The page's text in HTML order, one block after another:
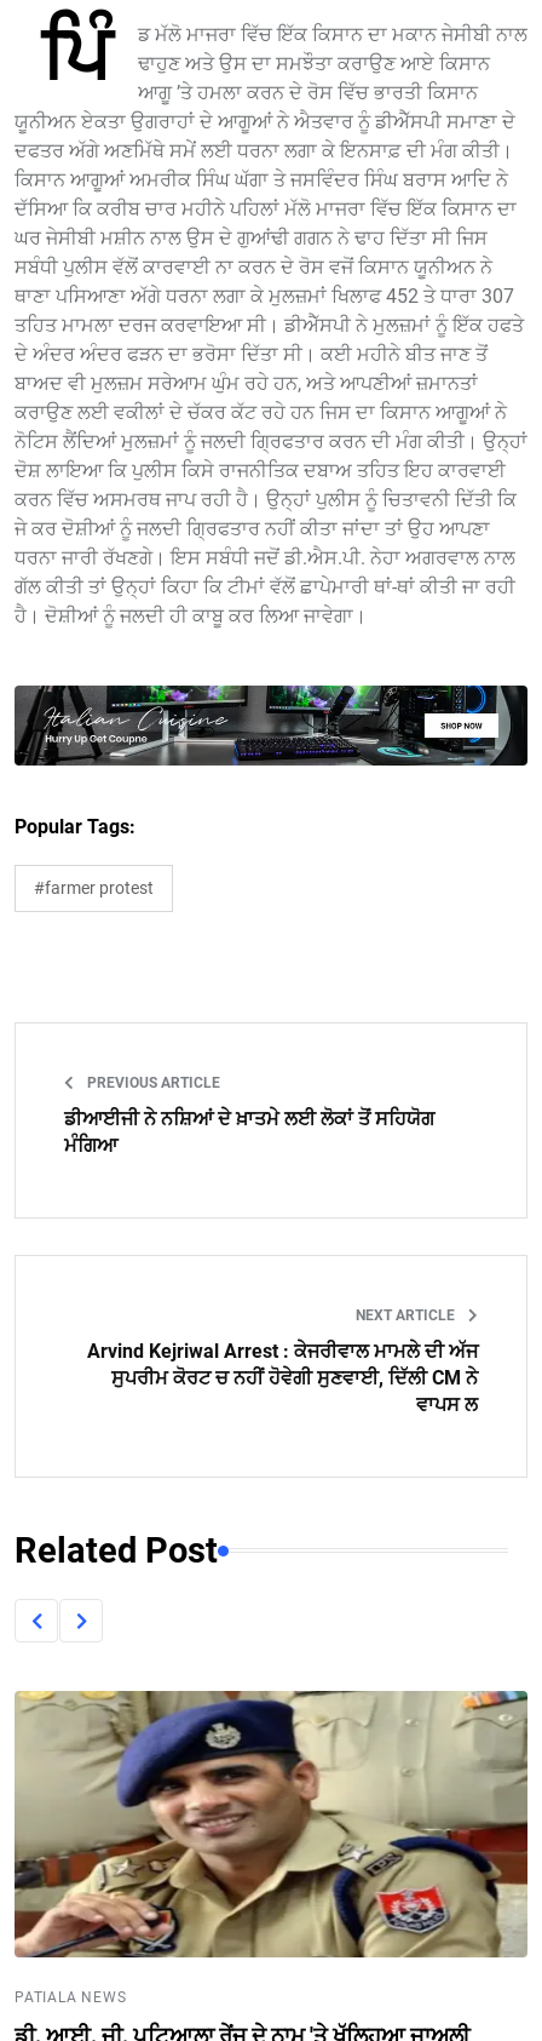
ਪਿੰ
ਡ ਮੱਲੋ ਮਾਜਰਾ ਵਿੱਚ ਇੱਕ ਕਿਸਾਨ ਦਾ ਮਕਾਨ ਜੇਸੀਬੀ ਨਾਲ
ਢਾਹੁਣ ਅਤੇ ਉਸ ਦਾ ਸਮਝੌਤਾ ਕਰਾਉਣ ਆਏ ਕਿਸਾਨ
ਆਗੂ ’ਤੇ ਹਮਲਾ ਕਰਨ ਦੇ ਰੋਸ ਵਿੱਚ ਭਾਰਤੀ ਕਿਸਾਨ
ਯੂਨੀਅਨ ਏਕਤਾ ਉਗਰਾਹਾਂ ਦੇ ਆਗੂਆਂ ਨੇ ਐਤਵਾਰ ਨੂੰ ਡੀਐੱਸਪੀ ਸਮਾਣਾ ਦੇ
ਦਫਤਰ ਅੱਗੇ ਅਣਮਿੱਥੇ ਸਮੇਂ ਲਈ ਧਰਨਾ ਲਗਾ ਕੇ ਇਨਸਾਫ਼ ਦੀ ਮੰਗ ਕੀਤੀ।
ਕਿਸਾਨ ਆਗੂਆਂ ਅਮਰੀਕ ਸਿੰਘ ਘੱਗਾ ਤੇ ਜਸਵਿੰਦਰ ਸਿੰਘ ਬਰਾਸ ਆਦਿ ਨੇ
ਦੱਸਿਆ ਕਿ ਕਰੀਬ ਚਾਰ ਮਹੀਨੇ ਪਹਿਲਾਂ ਮੱਲੋ ਮਾਜਰਾ ਵਿੱਚ ਇੱਕ ਕਿਸਾਨ ਦਾ
ਘਰ ਜੇਸੀਬੀ ਮਸ਼ੀਨ ਨਾਲ ਉਸ ਦੇ ਗੁਆਂਢੀ ਗਗਨ ਨੇ ਢਾਹ ਦਿੱਤਾ ਸੀ ਜਿਸ
ਸਬੰਧੀ ਪੁਲੀਸ ਵੱਲੋਂ ਕਾਰਵਾਈ ਨਾ ਕਰਨ ਦੇ ਰੋਸ ਵਜੋਂ ਕਿਸਾਨ ਯੂਨੀਅਨ ਨੇ
ਥਾਣਾ ਪਸਿਆਣਾ ਅੱਗੇ ਧਰਨਾ ਲਗਾ ਕੇ ਮੁਲਜ਼ਮਾਂ ਖਿਲਾਫ 452 ਤੇ ਧਾਰਾ 307
ਤਹਿਤ ਮਾਮਲਾ ਦਰਜ ਕਰਵਾਇਆ ਸੀ। ਡੀਐੱਸਪੀ ਨੇ ਮੁਲਜ਼ਮਾਂ ਨੂੰ ਇੱਕ ਹਫਤੇ
ਦੇ ਅੰਦਰ ਅੰਦਰ ਫੜਨ ਦਾ ਭਰੋਸਾ ਦਿੱਤਾ ਸੀ। ਕਈ ਮਹੀਨੇ ਬੀਤ ਜਾਣ ਤੋਂ
ਬਾਅਦ ਵੀ ਮੁਲਜ਼ਮ ਸਰੇਆਮ ਘੁੰਮ ਰਹੇ ਹਨ, ਅਤੇ ਆਪਣੀਆਂ ਜ਼ਮਾਨਤਾਂ
ਕਰਾਉਣ ਲਈ ਵਕੀਲਾਂ ਦੇ ਚੱਕਰ ਕੱਟ ਰਹੇ ਹਨ ਜਿਸ ਦਾ ਕਿਸਾਨ ਆਗੂਆਂ ਨੇ
ਨੋਟਿਸ ਲੈਂਦਿਆਂ ਮੁਲਜ਼ਮਾਂ ਨੂੰ ਜਲਦੀ ਗ੍ਰਿਫਤਾਰ ਕਰਨ ਦੀ ਮੰਗ ਕੀਤੀ। ਉਨ੍ਹਾਂ
ਦੋਸ਼ ਲਾਇਆ ਕਿ ਪੁਲੀਸ ਕਿਸੇ ਰਾਜਨੀਤਿਕ ਦਬਾਅ ਤਹਿਤ ਇਹ ਕਾਰਵਾਈ
ਕਰਨ ਵਿੱਚ ਅਸਮਰਥ ਜਾਪ ਰਹੀ ਹੈ। ਉਨ੍ਹਾਂ ਪੁਲੀਸ ਨੂੰ ਚਿਤਾਵਨੀ ਦਿੱਤੀ ਕਿ
ਜੇ ਕਰ ਦੋਸ਼ੀਆਂ ਨੂੰ ਜਲਦੀ ਗ੍ਰਿਫਤਾਰ ਨਹੀਂ ਕੀਤਾ ਜਾਂਦਾ ਤਾਂ ਉਹ ਆਪਣਾ
ਧਰਨਾ ਜਾਰੀ ਰੱਖਣਗੇ। ਇਸ ਸਬੰਧੀ ਜਦੋਂ ਡੀ.ਐਸ.ਪੀ. ਨੇਹਾ ਅਗਰਵਾਲ ਨਾਲ
ਗੱਲ ਕੀਤੀ ਤਾਂ ਉਨ੍ਹਾਂ ਕਿਹਾ ਕਿ ਟੀਮਾਂ ਵੱਲੋਂ ਛਾਪੇਮਾਰੀ ਥਾਂ-ਥਾਂ ਕੀਤੀ ਜਾ ਰਹੀ
ਹੈ। ਦੋਸ਼ੀਆਂ ਨੂੰ ਜਲਦੀ ਹੀ ਕਾਬੂ ਕਰ ਲਿਆ ਜਾਵੇਗਾ।
Popular Tags:
#farmer protest
PREVIOUS ARTICLE
ਡੀਆਈਜੀ ਨੇ ਨਸ਼ਿਆਂ ਦੇ ਖ਼ਾਤਮੇ ਲਈ ਲੋਕਾਂ ਤੋਂ ਸਹਿਯੋਗ
ਮੰਗਿਆ
NEXT ARTICLE
Arvind Kejriwal Arrest : ਕੇਜਰੀਵਾਲ ਮਾਮਲੇ ਦੀ ਅੱਜ
ਸੁਪਰੀਮ ਕੋਰਟ ਚ ਨਹੀਂ ਹੋਵੇਗੀ ਸੁਣਵਾਈ, ਦਿੱਲੀ CM ਨੇ
ਵਾਪਸ ਲ
Related Post
PATIALA NEWS